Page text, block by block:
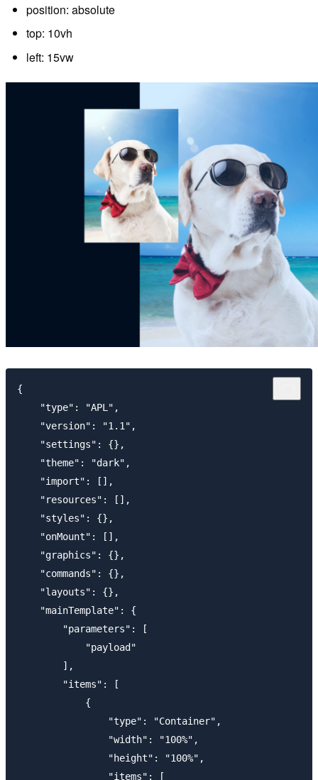
position: absolute
top: 10vh
left: 15vw
{
    "type": "APL",
    "version": "1.1",
    "settings": {},
    "theme": "dark",
    "import": [],
    "resources": [],
    "styles": {},
    "onMount": [],
    "graphics": {},
    "commands": {},
    "layouts": {},
    "mainTemplate": {
        "parameters": [
            "payload"
        ],
        "items": [
            {
                "type": "Container",
                "width": "100%",
                "height": "100%",
                "items": [